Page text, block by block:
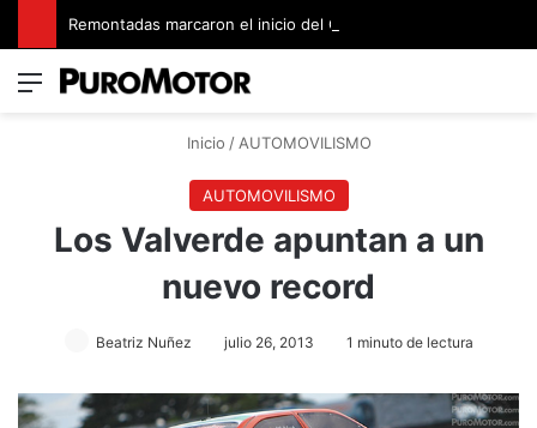
Menú
Inicio / AUTOMOVILISMO
AUTOMOVILISMO
Los Valverde apuntan a un
nuevo record
Beatriz Nuñez julio 26, 2013 1 minuto de lectura